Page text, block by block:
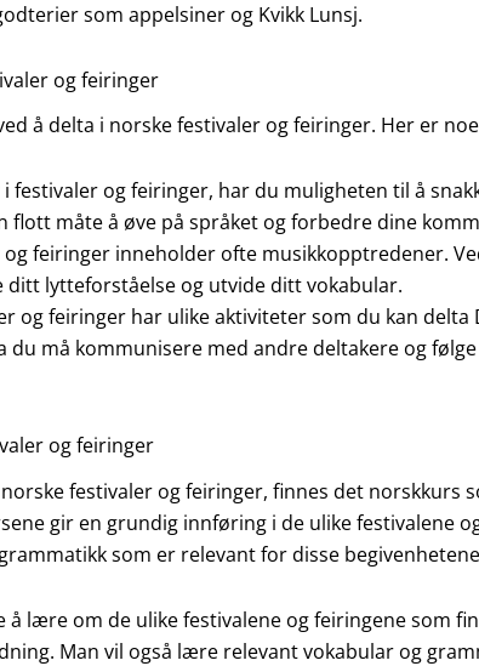
som appelsiner og Kvikk Lunsj.
og feiringer
å delta i norske festivaler og feiringer. Her er
festivaler og feiringer, har du muligheten til å
flott måte å øve på språket og forbedre dine
feiringer inneholder ofte musikkopptredener.
lytteforståelse og utvide ditt vokabular.
og feiringer har ulike aktiviteter som du kan
du må kommunisere med andre deltakere og
og feiringer
festivaler og feiringer, finnes det norskkurs
gir en grundig innføring i de ulike festivalene
som er relevant for disse
å lære om de ulike festivalene og feiringene som
Man vil også lære relevant vokabular og